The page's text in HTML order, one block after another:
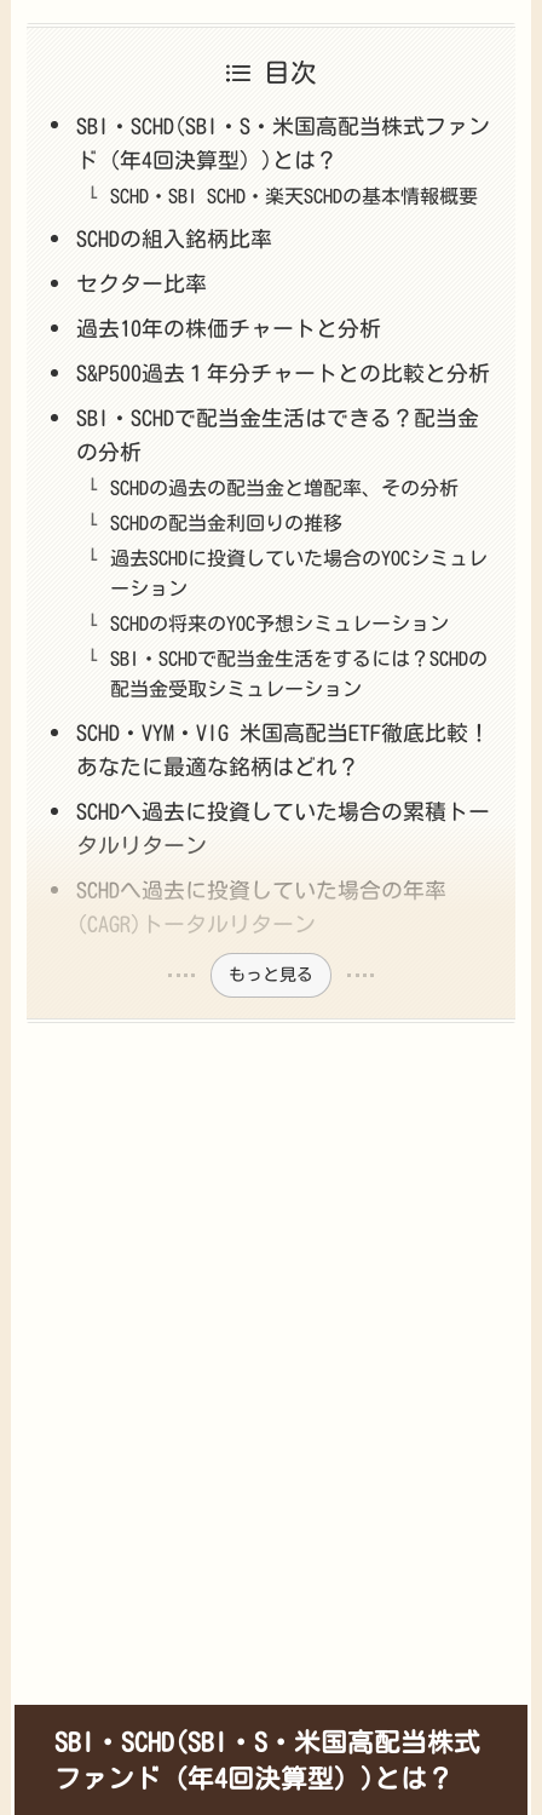
目次
SBI・SCHD(SBI・S・米国高配当株式ファン
ド（年4回決算型）)とは？
SCHD・SBI SCHD・楽天SCHDの基本情報概要
SCHDの組入銘柄比率
セクター比率
過去10年の株価チャートと分析
S&P500過去１年分チャートとの比較と分析
SBI・SCHDで配当金生活はできる？配当金
の分析
SCHDの過去の配当金と増配率、その分析
SCHDの配当金利回りの推移
過去SCHDに投資していた場合のYOCシミュレ
ーション
SCHDの将来のYOC予想シミュレーション
SBI・SCHDで配当金生活をするには？SCHDの
配当金受取シミュレーション
SCHD・VYM・VIG 米国高配当ETF徹底比較！
あなたに最適な銘柄はどれ？
SCHDへ過去に投資していた場合の累積トー
タルリターン
SCHDへ過去に投資していた場合の年率
(CAGR)トータルリターン
もっと見る
SBI・SCHD(SBI・S・米国高配当株式
ファンド（年4回決算型）)とは？